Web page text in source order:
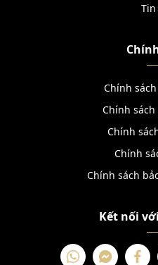
Chính
Chính
Chính
Chính
Chính sách
Kết nối